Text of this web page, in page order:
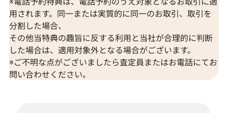
用されます。同一または実質的に同一のお取引、取引を
分割した場合、
その他当特典の趣旨に反する利用と当社が合理的に判断
した場合は、適用対象外となる場合がございます。
※ご不明な点がございましたら査定員またはお電話にてお
問い合わせください。